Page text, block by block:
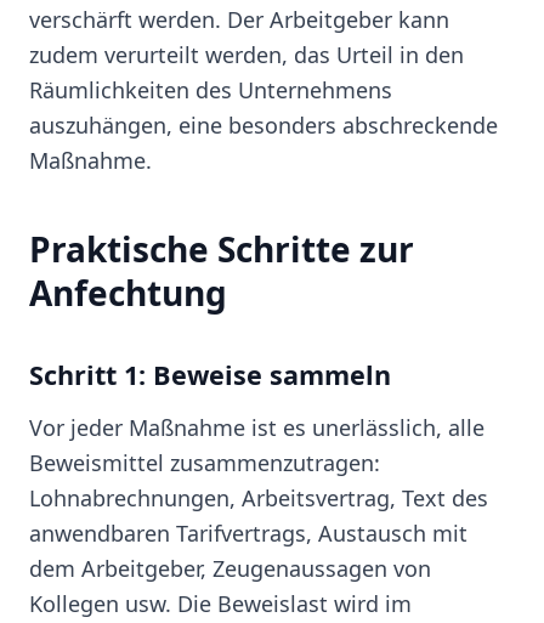
verschärft werden. Der Arbeitgeber kann
zudem verurteilt werden, das Urteil in den
Räumlichkeiten des Unternehmens
auszuhängen, eine besonders abschreckende
Maßnahme.
Praktische Schritte zur
Anfechtung
Schritt 1: Beweise sammeln
Vor jeder Maßnahme ist es unerlässlich, alle
Beweismittel zusammenzutragen:
Lohnabrechnungen, Arbeitsvertrag, Text des
anwendbaren Tarifvertrags, Austausch mit
dem Arbeitgeber, Zeugenaussagen von
Kollegen usw. Die Beweislast wird im